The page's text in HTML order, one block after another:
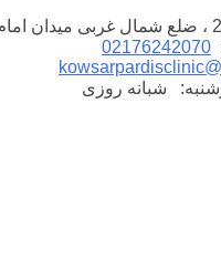
02176242070
شبانه روزی